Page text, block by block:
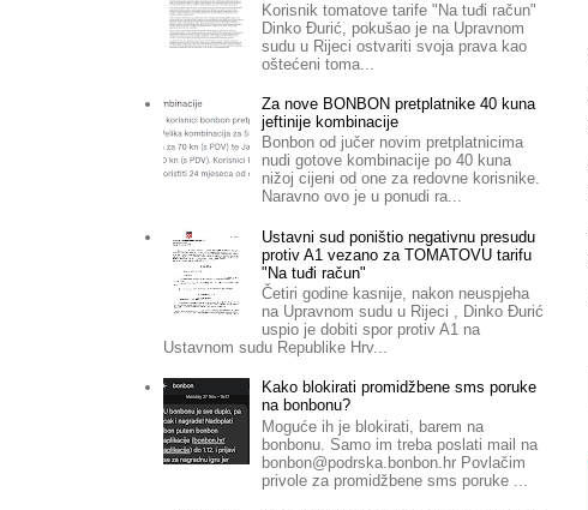
Korisnik tomatove tarife "Na tuđi račun"
Dinko Đurić, pokušao je na Upravnom
sudu u Rijeci ostvariti svoja prava kao
oštećeni toma...
Za nove BONBON pretplatnike 40 kuna
jeftinije kombinacije
Bonbon od jučer novim pretplatnicima
nudi gotove kombinacije po 40 kuna
nižoj cijeni od one za redovne korisnike.
Naravno ovo je u ponudi ra...
Ustavni sud poništio negativnu presudu
protiv A1 vezano za TOMATOVU tarifu
"Na tuđi račun"
Četiri godine kasnije, nakon neuspjeha
na Upravnom sudu u Rijeci , Dinko Đurić
uspio je dobiti spor protiv A1 na
Ustavnom sudu Republike Hrv...
Kako blokirati promidžbene sms poruke
na bonbonu?
Moguće ih je blokirati, barem na
bonbonu. Samo im treba poslati mail na
bonbon@podrska.bonbon.hr Povlačim
privole za promidžbene sms poruke ...